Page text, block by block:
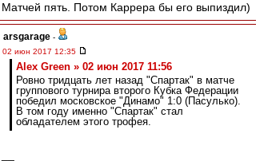
Матчей пять. Потом Каррера бы его выпиздил)
arsgarage -
02 июн 2017 12:35
Alex Green » 02 июн 2017 11:56
Ровно тридцать лет назад "Спартак" в матче
группового турнира второго Кубка Федерации
победил московское "Динамо" 1:0 (Пасулько).
В том году именно "Спартак" стал
обладателем этого трофея.